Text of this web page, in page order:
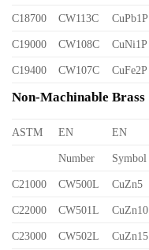
C18700 CW113C CuPb1P
C19000 CW108C CuNi1P
C19400 CW107C CuFe2P
Non-Machinable Brass
ASTM EN EN
Number Symbol
C21000 CW500L CuZn5
C22000 CW501L CuZn10
C23000 CW502L CuZn15